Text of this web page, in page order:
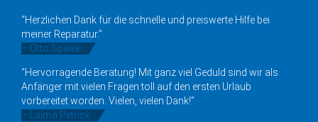
“Herzlichen Dank für die schnelle und preiswerte Hilfe bei
meiner Reparatur.”
– Otto Spalek
“Hervorragende Beratung! Mit ganz viel Geduld sind wir als
Anfänger mit vielen Fragen toll auf den ersten Urlaub
vorbereitet worden. Vielen, vielen Dank!”
– Laima Petrick